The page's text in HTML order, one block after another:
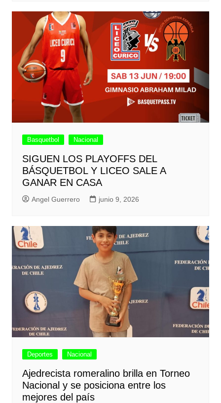
Basquetbol Nacional
SIGUEN LOS PLAYOFFS DEL
BÁSQUETBOL Y LICEO SALE A
GANAR EN CASA
Angel Guerrero junio 9, 2026
Deportes Nacional
Ajedrecista romeralino brilla en Torneo
Nacional y se posiciona entre los
mejores del país